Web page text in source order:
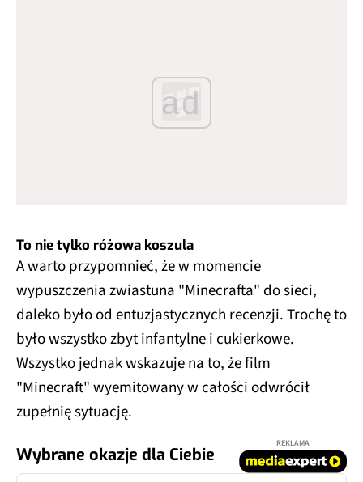
ad
To nie tylko różowa koszula
A warto przypomnieć, że w momencie
wypuszczenia zwiastuna "Minecrafta" do sieci,
daleko było od entuzjastycznych recenzji. Trochę to
było wszystko zbyt infantylne i cukierkowe.
Wszystko jednak wskazuje na to, że film
"Minecraft" wyemitowany w całości odwrócił
zupełnię sytuację.
Wybrane okazje dla Ciebie
REKLAMA